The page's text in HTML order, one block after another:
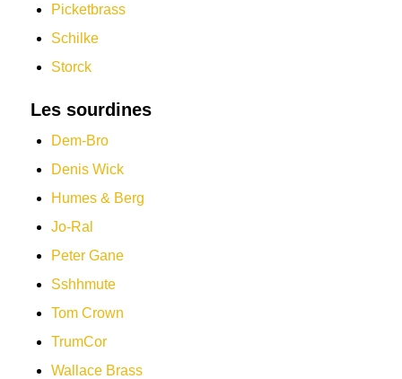
Picketbrass
Schilke
Storck
Les sourdines
Dem-Bro
Denis Wick
Humes & Berg
Jo-Ral
Peter Gane
Sshhmute
Tom Crown
TrumCor
Wallace Brass